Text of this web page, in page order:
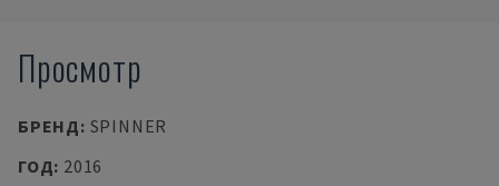
Просмотр
БРЕНД: SPINNER
ГОД: 2016